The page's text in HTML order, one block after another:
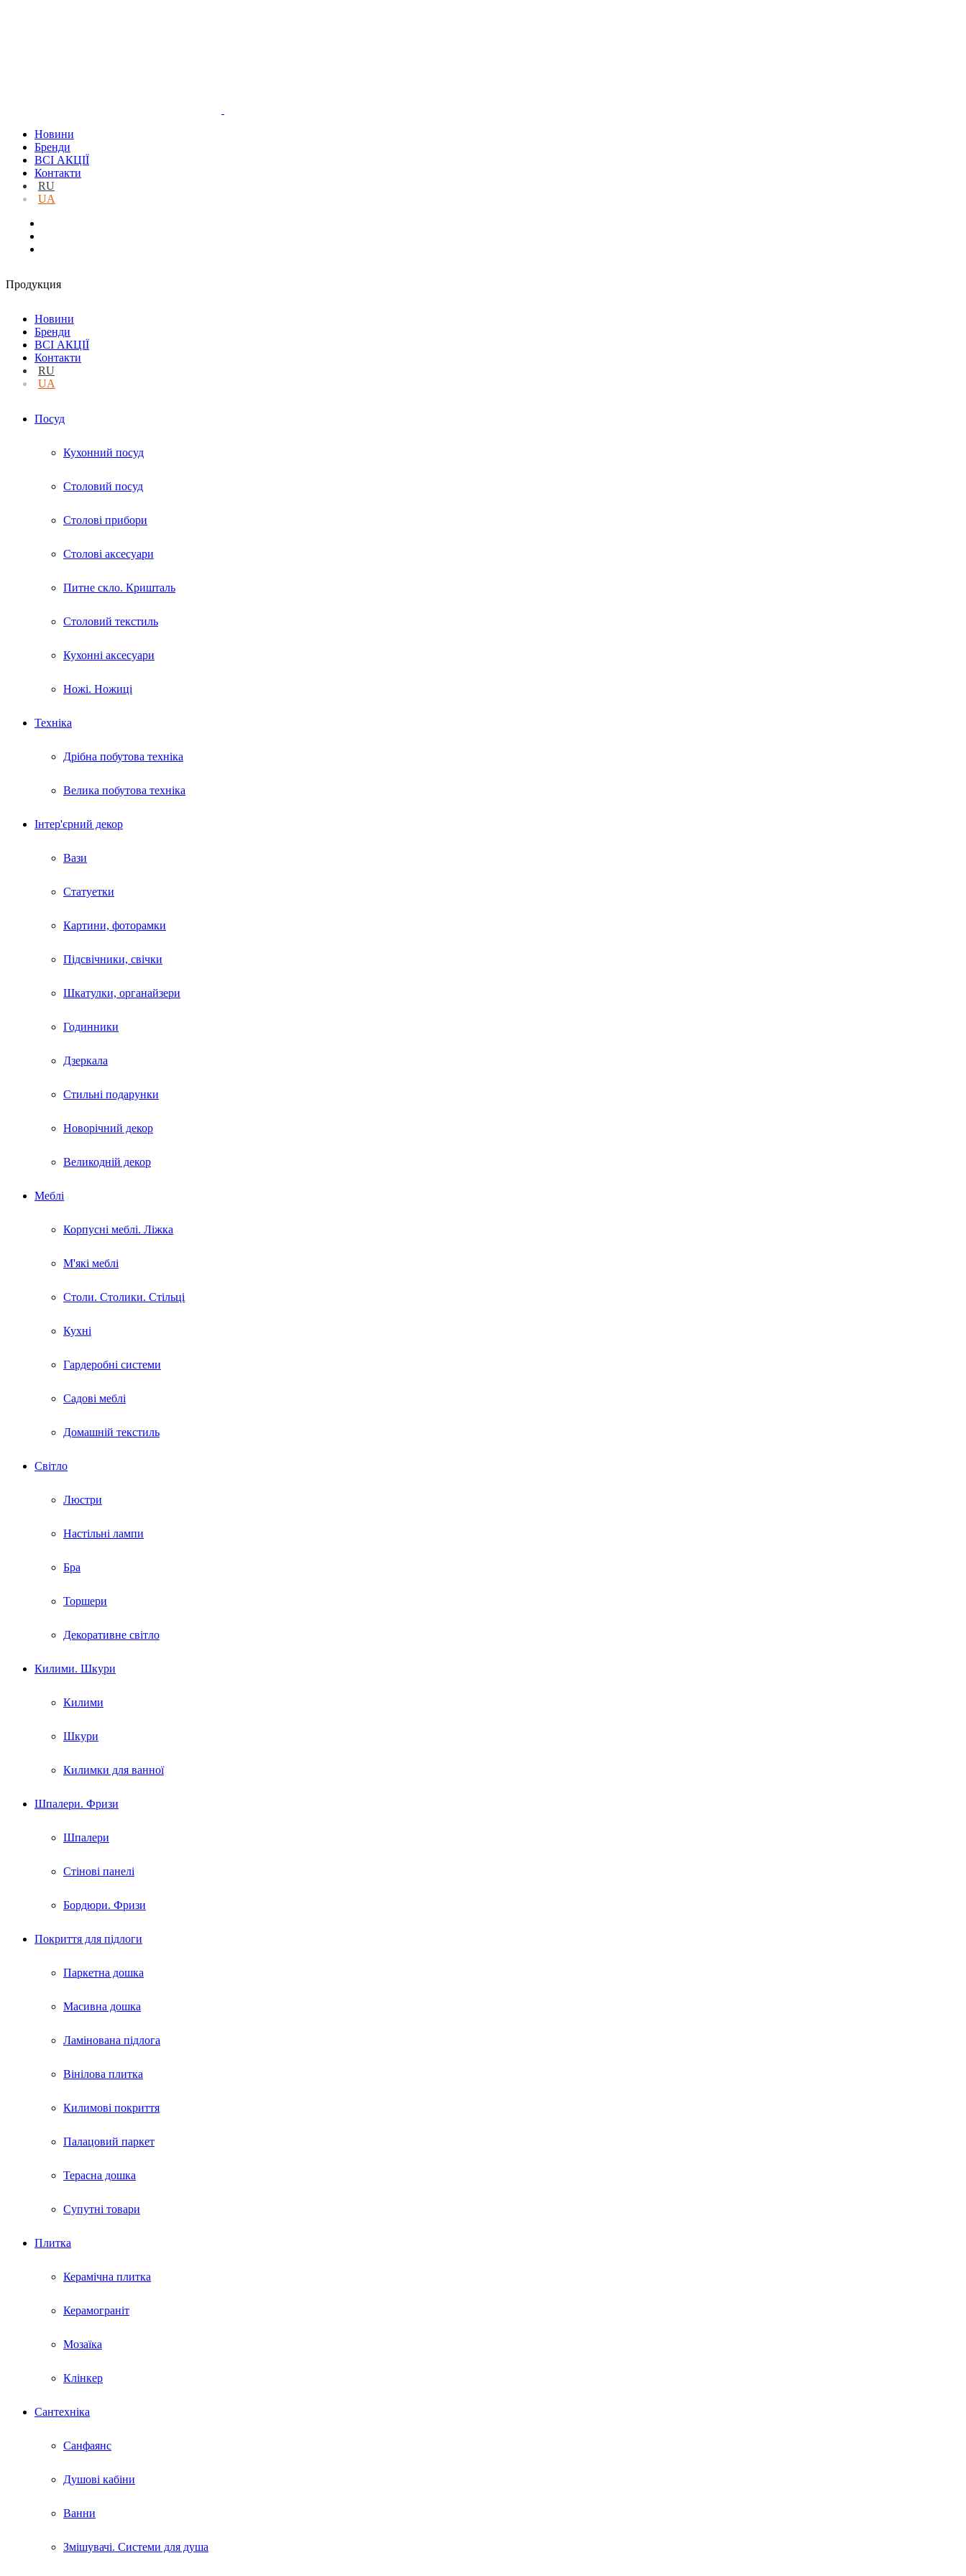
Новини
Бренди
ВСІ АКЦІЇ
Контакти
RU
UA
Продукция
Новини
Бренди
ВСІ АКЦІЇ
Контакти
RU
UA
Посуд
Кухонний посуд
Столовий посуд
Столові прибори
Столові аксесуари
Питне скло. Кришталь
Столовий текстиль
Кухонні аксесуари
Ножі. Ножиці
Техніка
Дрібна побутова техніка
Велика побутова техніка
Інтер'єрний декор
Вази
Статуетки
Картини, фоторамки
Підсвічники, свічки
Шкатулки, органайзери
Годинники
Дзеркала
Стильні подарунки
Новорічний декор
Великодній декор
Меблі
Корпусні меблі. Ліжка
М'які меблі
Столи. Столики. Стільці
Кухні
Гардеробні системи
Садові меблі
Домашній текстиль
Світло
Люстри
Настільні лампи
Бра
Торшери
Декоративне світло
Килими. Шкури
Килими
Шкури
Килимки для ванної
Шпалери. Фризи
Шпалери
Стінові панелі
Бордюри. Фризи
Покриття для пiдлоги
Паркетна дошка
Масивна дошка
Ламінована підлога
Вінілова плитка
Килимові покриття
Палацовий паркет
Терасна дошка
Супутні товари
Плитка
Керамічна плитка
Керамограніт
Мозаїка
Клінкер
Сантехніка
Санфаянс
Душові кабіни
Ванни
Змішувачі. Системи для душа